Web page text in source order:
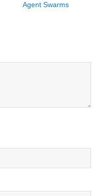
Agent Swarms